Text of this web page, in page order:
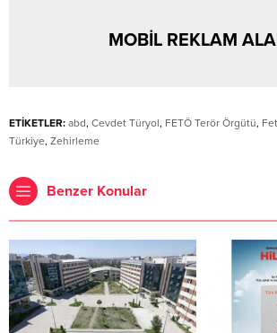
MOBİL REKLAM
ETİKETLER: abd, Cevdet Türyol, FETÖ Terör Örgütü,
Türkiye, Zehirleme
Benzer Konular